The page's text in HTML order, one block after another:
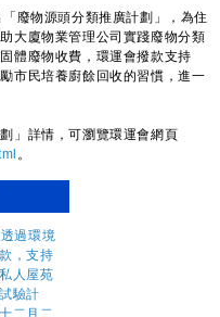
廢物源頭分類推廣計劃」，為住
大廈物業管理公司實踐廢物分類
體廢物收費，環運會撥款支持
市民培養廚餘回收的習慣，進一
詳情，可瀏覽環運會網頁
。